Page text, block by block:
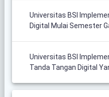
Universitas BSI
Digital Mulai Semester
Universitas BSI
Tanda Tangan Digital